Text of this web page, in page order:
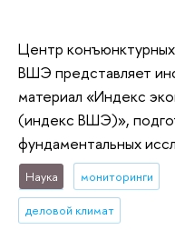
Центр
ВШЭ представляет
материал «Индекс
(индекс ВШЭ)»,
фундаментальных
Наука мониторинги
деловой климат